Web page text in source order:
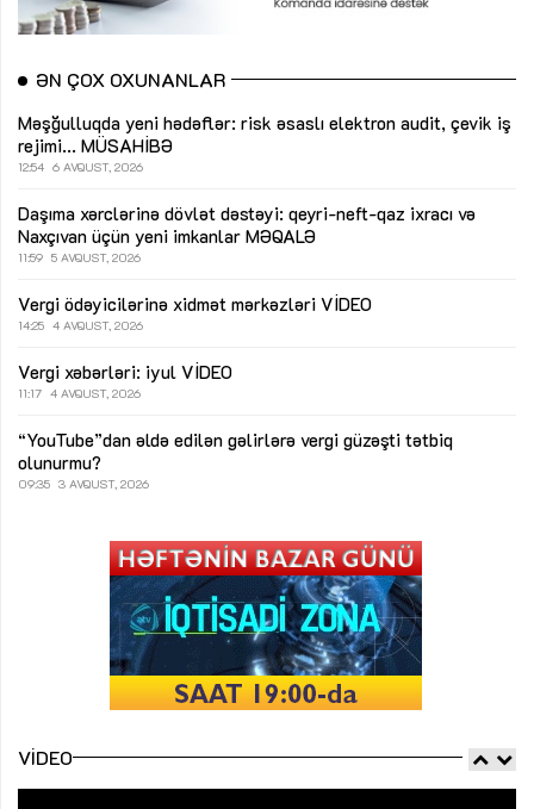
ƏN ÇOX OXUNANLAR
Məşğulluqda yeni hədəflər: risk əsaslı elektron audit, çevik iş
rejimi... MÜSAHİBƏ
12:54 6 AVQUST, 2026
Daşıma xərclərinə dövlət dəstəyi: qeyri-neft-qaz ixracı və
Naxçıvan üçün yeni imkanlar MƏQALƏ
11:59 5 AVQUST, 2026
Vergi ödəyicilərinə xidmət mərkəzləri VİDEO
14:25 4 AVQUST, 2026
Vergi xəbərləri: iyul VİDEO
11:17 4 AVQUST, 2026
“YouTube”dan əldə edilən gəlirlərə vergi güzəşti tətbiq
olunurmu?
09:35 3 AVQUST, 2026
VIDEO